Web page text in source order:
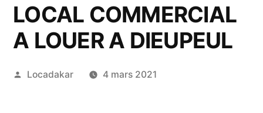
LOCAL COMMERCIAL
A LOUER A DIEUPEUL
Publié
Locadakar 4 mars 2021